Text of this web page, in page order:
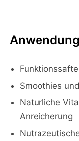
Smoothies
Naturliche
Anreicherung